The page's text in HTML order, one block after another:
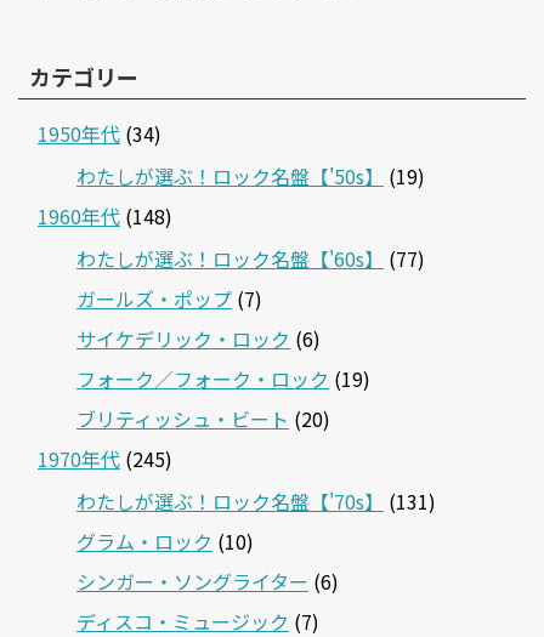
カテゴリー
1950年代 (34)
わたしが選ぶ！ロック名盤【'50s】
(19)
1960年代 (148)
わたしが選ぶ！ロック名盤【'60s】
(77)
ガールズ・ポップ (7)
サイケデリック・ロック (6)
フォーク／フォーク・ロック (19)
ブリティッシュ・ビート (20)
1970年代 (245)
わたしが選ぶ！ロック名盤【'70s】
(131)
グラム・ロック (10)
シンガー・ソングライター (6)
ディスコ・ミュージック (7)